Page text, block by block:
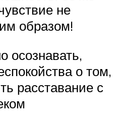
не
образом!
осознавать,
о том,
расставание с